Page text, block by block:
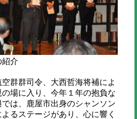
介
群群司令、大西哲海将補によ
場に入り、今年１年の抱負な
は、鹿屋市出身のシャンソン
るステージがあり、心に響く